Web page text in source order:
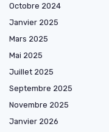
Octobre 2024
Janvier 2025
Mars 2025
Mai 2025
Juillet 2025
Septembre 2025
Novembre 2025
Janvier 2026